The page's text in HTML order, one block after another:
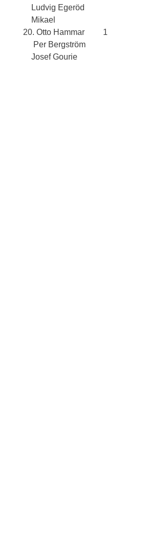
       Ludvig Egeröd
       Mikael
   20. Otto Hammar         1
        Per Bergström
       Josef Gourie